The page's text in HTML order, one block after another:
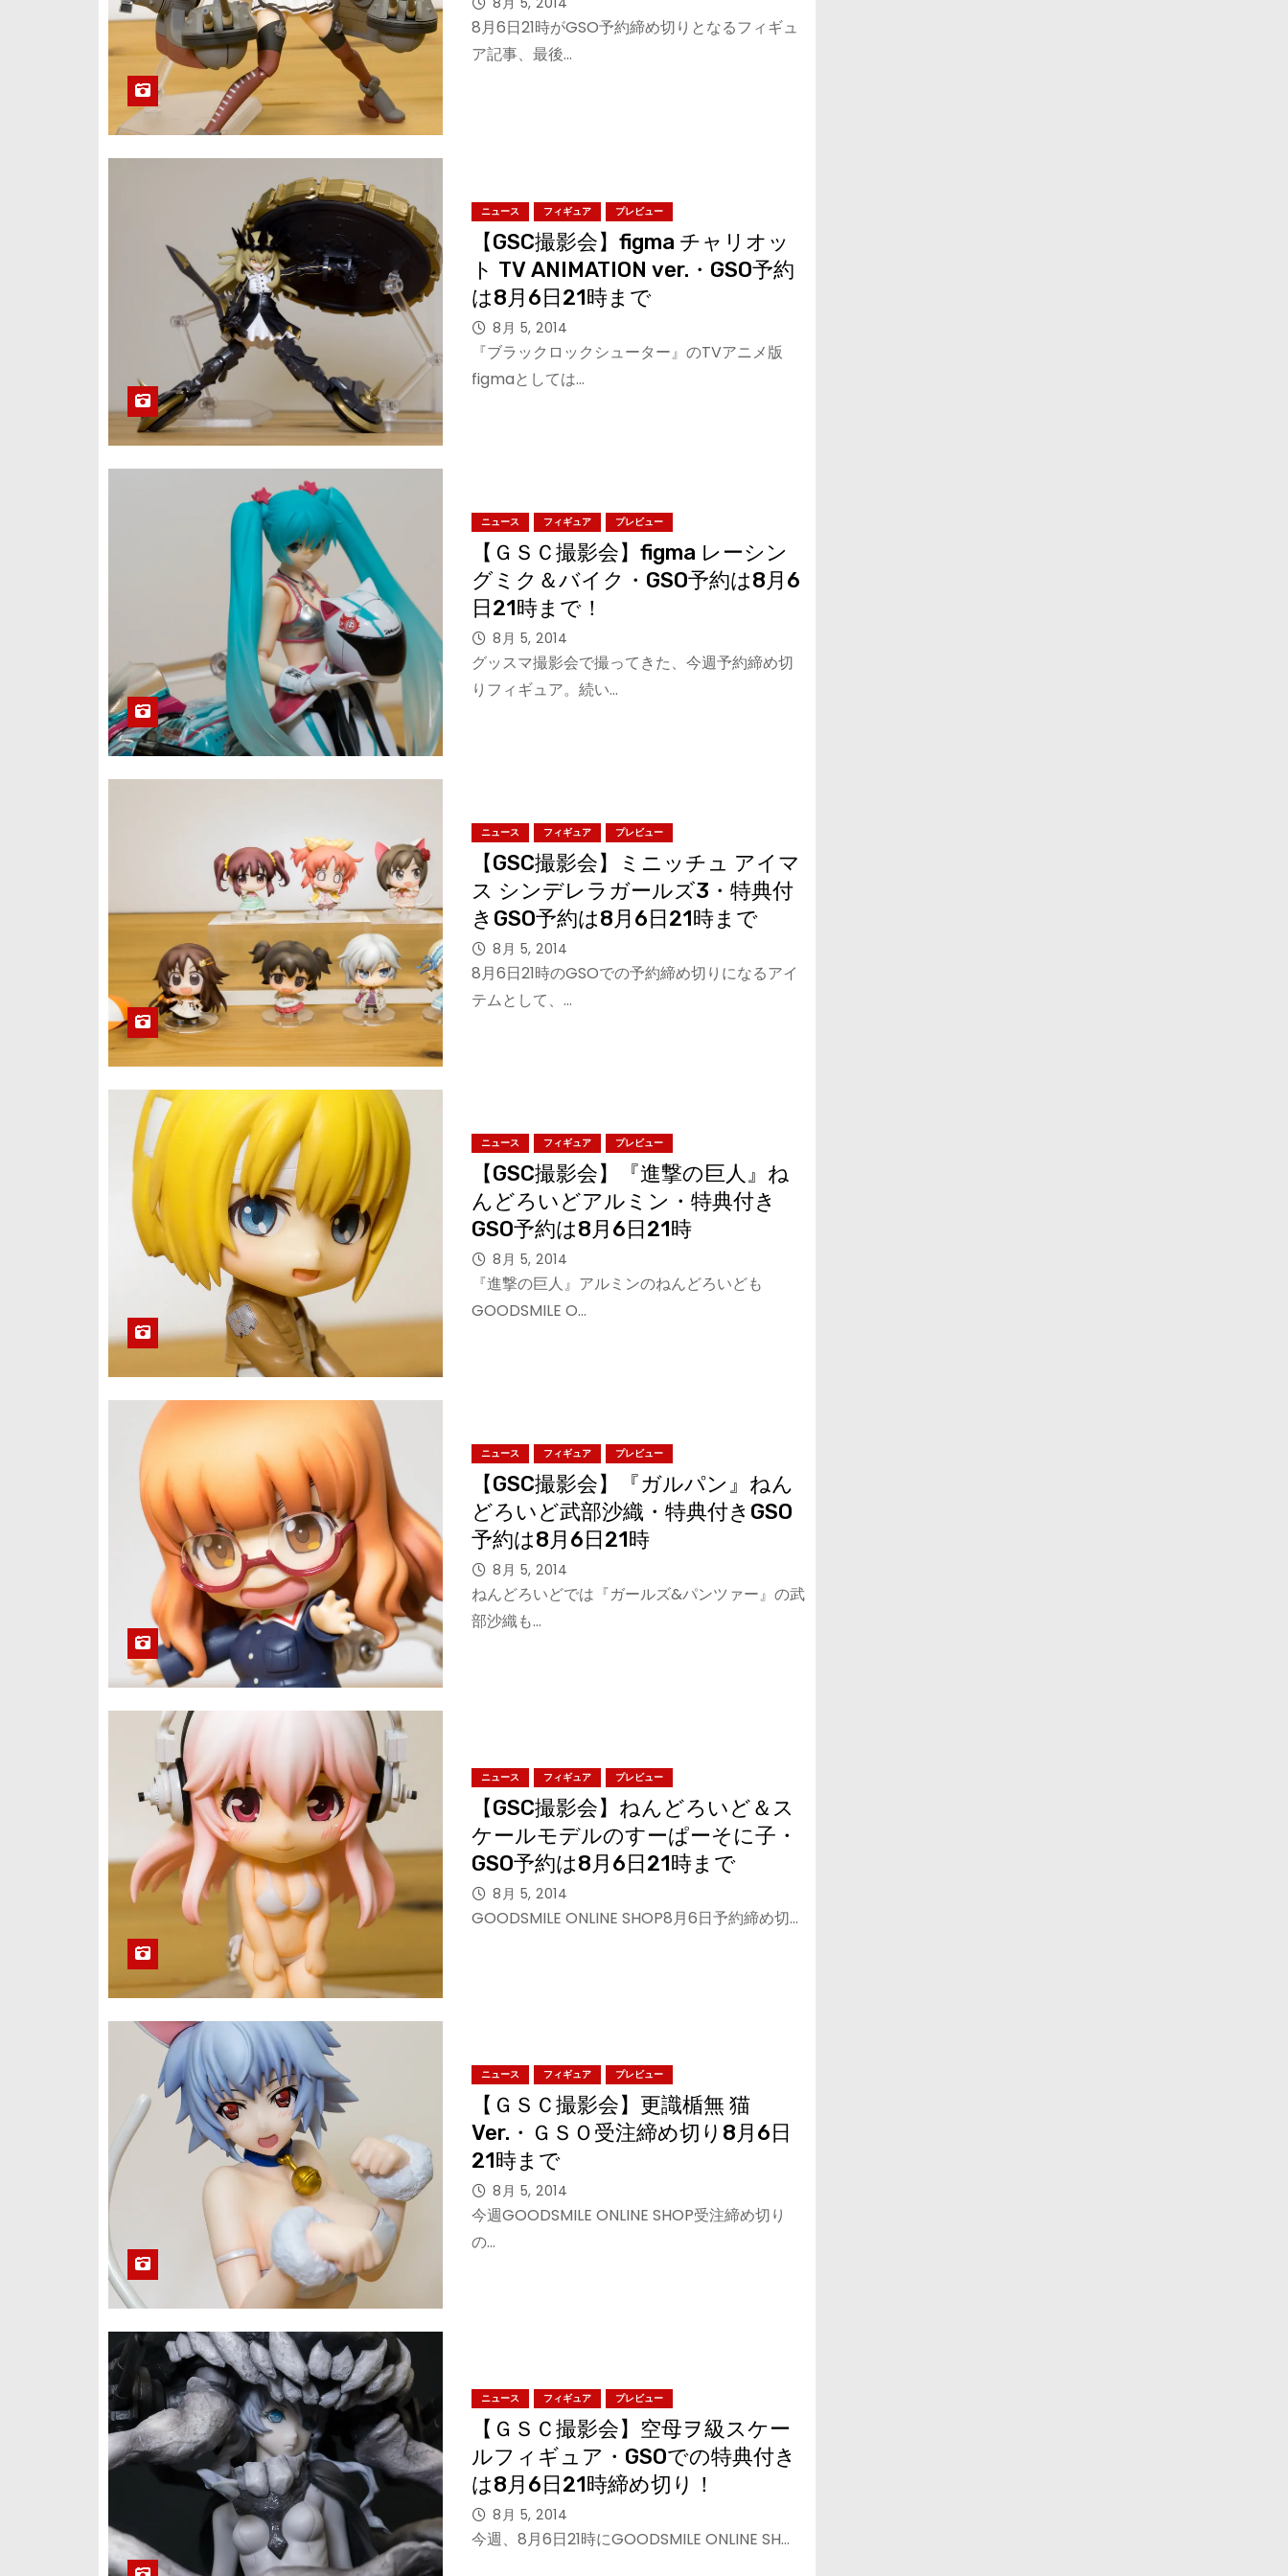
8月6日21時がGSO予約締め切りとなるフィギュ
ア記事、最後…
ニュース フィギュア プレビュー
【GSC撮影会】figma チャリオッ
ト TV ANIMATION ver.・GSO予約
は8月6日21時まで
8月 5, 2014
『ブラックロックシューター』のTVアニメ版
figmaとしては…
ニュース フィギュア プレビュー
【ＧＳＣ撮影会】figma レーシン
グミク＆バイク・GSO予約は8月6
日21時まで！
8月 5, 2014
グッスマ撮影会で撮ってきた、今週予約締め切
りフィギュア。続い…
ニュース フィギュア プレビュー
【GSC撮影会】ミニッチュ アイマ
ス シンデレラガールズ3・特典付
きGSO予約は8月6日21時まで
8月 5, 2014
8月6日21時のGSOでの予約締め切りになるアイ
テムとして、…
ニュース フィギュア プレビュー
【GSC撮影会】『進撃の巨人』ね
んどろいどアルミン・特典付き
GSO予約は8月6日21時
8月 5, 2014
『進撃の巨人』アルミンのねんどろいども
GOODSMILE O…
ニュース フィギュア プレビュー
【GSC撮影会】『ガルパン』ねん
どろいど武部沙織・特典付きGSO
予約は8月6日21時
8月 5, 2014
ねんどろいどでは『ガールズ&パンツァー』の武
部沙織も…
ニュース フィギュア プレビュー
【GSC撮影会】ねんどろいど＆ス
ケールモデルのすーぱーそに子・
GSO予約は8月6日21時まで
8月 5, 2014
GOODSMILE ONLINE SHOP8月6日予約締め切…
ニュース フィギュア プレビュー
【ＧＳＣ撮影会】更識楯無 猫
Ver.・ＧＳＯ受注締め切り8月6日
21時まで
8月 5, 2014
今週GOODSMILE ONLINE SHOP受注締め切り
の…
ニュース フィギュア プレビュー
【ＧＳＣ撮影会】空母ヲ級スケー
ルフィギュア・GSOでの特典付き
は8月6日21時締め切り！
8月 5, 2014
今週、8月6日21時にGOODSMILE ONLINE SH…